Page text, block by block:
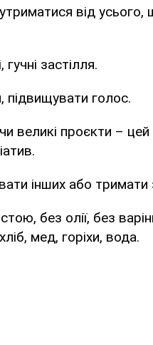
від усього,
застілля.
підвищувати голос.
великі проєкти –
інших або тримати
без олії, без
мед, горіхи, вода.